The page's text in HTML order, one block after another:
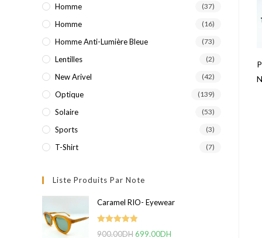
Homme (37)
Homme (16)
Homme Anti-Lumière Bleue (73)
Lentilles (2)
New Arivel (42)
Optique (139)
Solaire (53)
Sports (3)
T-Shirt (7)
Liste Produits Par Note
Caramel RIO- Eyewear
Note 5.00
900.00DHLe
699.00DH